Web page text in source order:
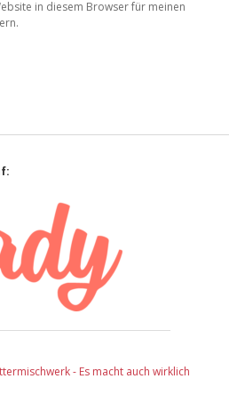
in diesem Browser für meinen
- Es macht auch wirklich